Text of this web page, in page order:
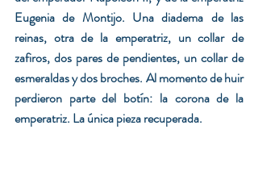
Eugenia de Montijo. Una diadema de las
reinas, otra de la emperatriz, un collar de
zafiros, dos pares de pendientes, un collar de
esmeraldas y dos broches. Al momento de huir
perdieron parte del botín: la corona de la
emperatriz. La única pieza recuperada.